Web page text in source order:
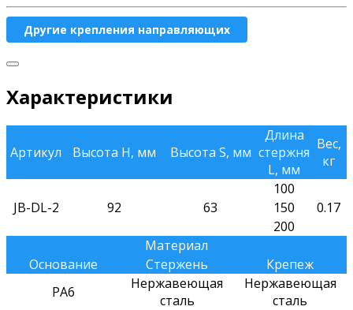
Другие крепления направляющих
Характеристики
Артикул Высота H, мм Высота S, мм
Длина
стержня
L, мм
Вес,
кг
JB-DL-2 92 63
100
0.17
150
200
Материал
Основание
Стержень
Крепеж
РА6
Нержавеющая
сталь
Нержавеющая
сталь